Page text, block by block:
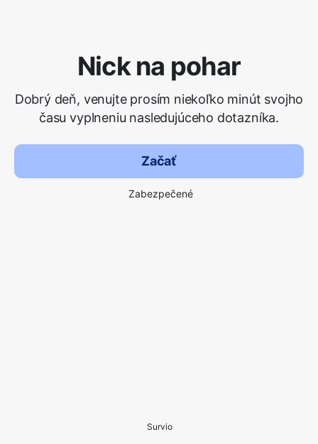
Nick na pohar
Dobrý deň, venujte prosím niekoľko minút svojho
času vyplneniu nasledujúceho dotazníka.
Začať
Zabezpečené
Survio